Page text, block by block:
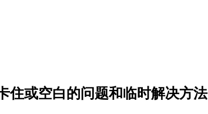
住或空白的问题和临时解决方法